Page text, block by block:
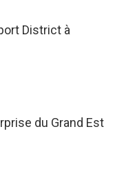
District à
du Grand Est